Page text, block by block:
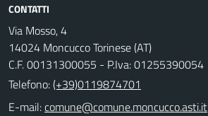
CONTATTI
Via Mosso, 4
14024 Moncucco Torinese (AT)
C.F. 00131300055 - P.Iva: 01255390054
Telefono:(+39)0119874701
E-mail:comune@comune.moncucco.asti.it